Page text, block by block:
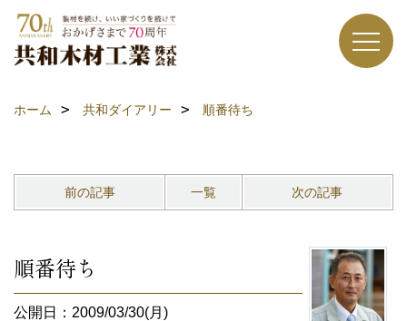
ホーム 共和ダイアリー 順番待ち
前の記事 一覧 次の記事
順番待ち
公開日：2009/03/30(月)